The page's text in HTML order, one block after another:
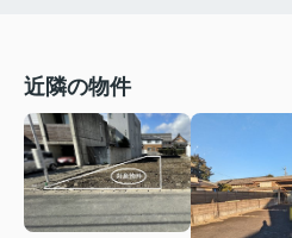
近隣の物件